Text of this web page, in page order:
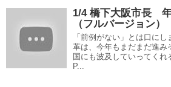
1/4 橋下大阪市長
（フルバージョン）
「前例がない」とは口に
革は、今年もまだまだ進み
国にも波及していってく
P...